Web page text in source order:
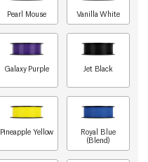
Pearl Mouse Vanilla White
Galaxy Purple Jet Black
Pineapple Yellow
Royal Blue
(Blend)